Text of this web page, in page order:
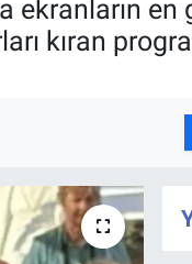
ekranların
kıran